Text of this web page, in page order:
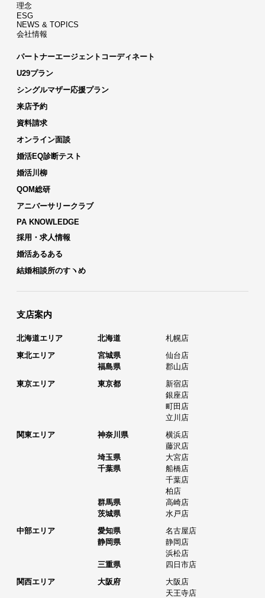
理念
ESG
NEWS & TOPICS
会社情報
パートナーエージェントコーディネート
U29プラン
シングルマザー応援プラン
来店予約
資料請求
オンライン面談
婚活EQ診断テスト
婚活川柳
QOM総研
アニバーサリークラブ
PA KNOWLEDGE
採用・求人情報
婚活あるある
結婚相談所のすヽめ
支店案内
北海道エリア 北海道
札幌店
東北エリア
宮城県
仙台店
福島県
郡山店
東京エリア
東京都
新宿店
銀座店
町田店
立川店
関東エリア
神奈川県
横浜店
藤沢店
埼玉県
大宮店
千葉県
船橋店
千葉店
柏店
群馬県
高崎店
茨城県
水戸店
中部エリア
愛知県
名古屋店
静岡県
静岡店
浜松店
三重県
四日市店
関西エリア
大阪府
大阪店
天王寺店